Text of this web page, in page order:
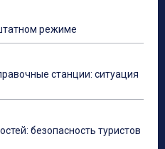
режиме
станции: ситуация
безопасность туристов